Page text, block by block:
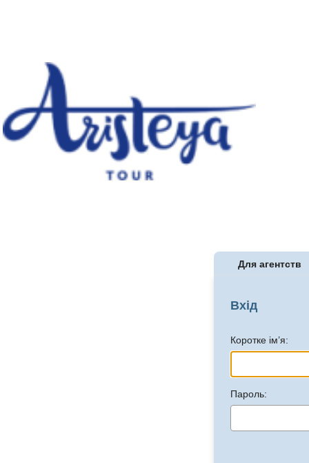
Для агентств
Вхід
Коротке ім’я:
Пароль: